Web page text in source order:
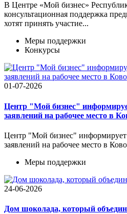
В Центре «Мой бизнес»
консультационная поддержка
хотят принять участие...
Меры поддержки
Конкурсы
01-07-2026
Центр "Мой бизнес"
заявлений на рабочее место в
Центр "Мой бизнес" информирует
заявлений на рабочее место в
Меры поддержки
24-06-2026
Дом шоколада, который